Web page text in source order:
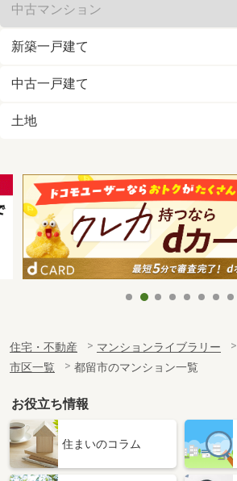
中古マンション
新築一戸建て
中古一戸建て
土地
住宅・不動産 マンションライブラリー
市区一覧
都留市のマンション一覧
お役立ち情報
住まいのコラム